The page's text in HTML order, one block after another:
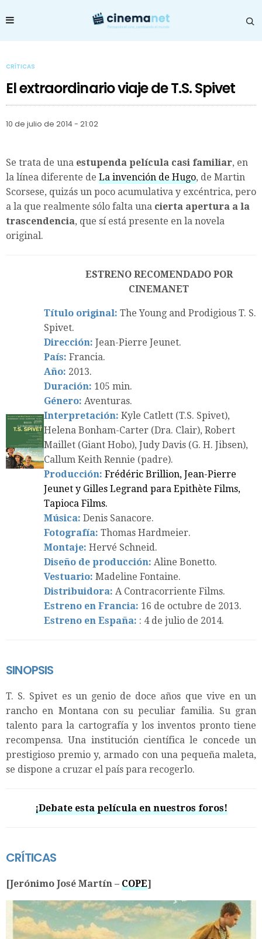
CRÍTICAS
El extraordinario viaje de T.S. Spivet
10 de julio de 2014 - 21:02
Se trata de una estupenda película casi familiar, en
la línea diferente de La invención de Hugo, de Martin
Scorsese, quizás un poco acumulativa y excéntrica, pero
a la que realmente sólo falta una cierta apertura a la
trascendencia, que sí está presente en la novela
original.
ESTRENO RECOMENDADO POR
CINEMANET
Título original: The Young and Prodigious T. S.
Spivet.
Dirección: Jean-Pierre Jeunet.
País: Francia.
Año: 2013.
Duración: 105 min.
Género: Aventuras.
Interpretación: Kyle Catlett (T.S. Spivet),
Helena Bonham-Carter (Dra. Clair), Robert
Maillet (Giant Hobo), Judy Davis (G. H. Jibsen),
Callum Keith Rennie (padre).
Producción: Frédéric Brillion, Jean-Pierre
Jeunet y Gilles Legrand para Epithète Films,
Tapioca Films.
Música: Denis Sanacore.
Fotografía: Thomas Hardmeier.
Montaje: Hervé Schneid.
Diseño de producción: Aline Bonetto.
Vestuario: Madeline Fontaine.
Distribuidora: A Contracorriente Films.
Estreno en Francia: 16 de octubre de 2013.
Estreno en España: : 4 de julio de 2014.
SINOPSIS
T. S. Spivet es un genio de doce años que vive en un
rancho en Montana con su peculiar familia. Su gran
talento para la cartografía y los inventos pronto tiene
recompensa. Una institución científica le concede un
prestigioso premio y, armado con una pequeña maleta,
se dispone a cruzar el país para recogerlo.
¡Debate esta película en nuestros foros!
CRÍTICAS
[Jerónimo José Martín – COPE]